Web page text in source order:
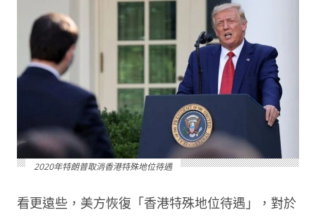
2020年特朗普取消香港特殊地位待遇
看更遠些，美方恢復「香港特殊地位待遇」，對於